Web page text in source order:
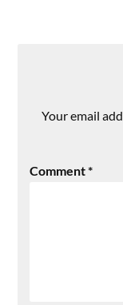
Your email
Comment*